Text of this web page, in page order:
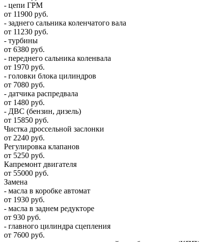
- цепи ГРМ
от 11900 руб.
- заднего сальника коленчатого вала
от 11230 руб.
- турбины
от 6380 руб.
- переднего сальника коленвала
от 1970 руб.
- головки блока цилиндров
от 7080 руб.
- датчика распредвала
от 1480 руб.
- ДВС (бензин, дизель)
от 15850 руб.
Чистка дроссельной заслонки
от 2240 руб.
Регулировка клапанов
от 5250 руб.
Капремонт двигателя
от 55000 руб.
Замена
- масла в коробке автомат
от 1930 руб.
- масла в заднем редукторе
от 930 руб.
- главного цилиндра сцепления
от 7600 руб.